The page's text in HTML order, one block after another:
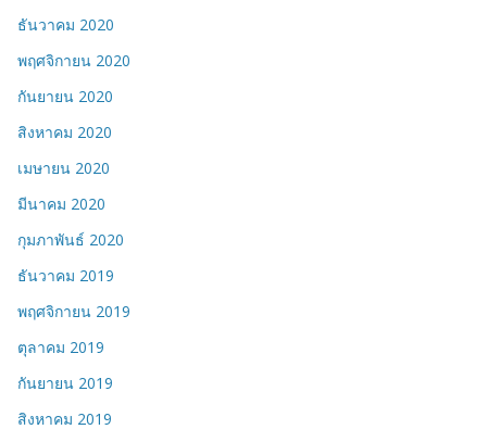
ธันวาคม 2020
พฤศจิกายน 2020
กันยายน 2020
สิงหาคม 2020
เมษายน 2020
มีนาคม 2020
กุมภาพันธ์ 2020
ธันวาคม 2019
พฤศจิกายน 2019
ตุลาคม 2019
กันยายน 2019
สิงหาคม 2019